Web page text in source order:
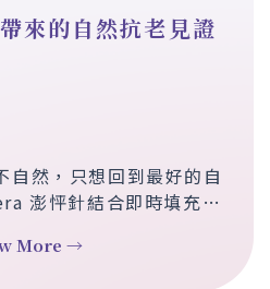
來的自然抗老見證
自然，只想回到最好的自
澎怦針結合即時填充與
均勻，效果靜態動態皆自
More →